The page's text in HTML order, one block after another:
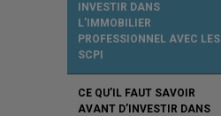
INVESTIR DANS
L’IMMOBILIER
PROFESSIONNEL AVEC LES
SCPI
CE QU’IL FAUT SAVOIR
AVANT D’INVESTIR DANS